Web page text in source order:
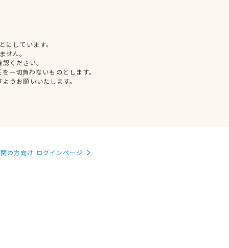
しています。
せん。
ください。
一切負わないものとします。
うお願いいたします。
の方向け ログインページ